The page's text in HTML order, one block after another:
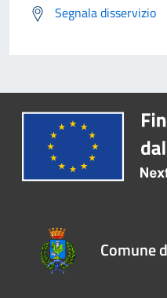
Segnala disservizio
Comune